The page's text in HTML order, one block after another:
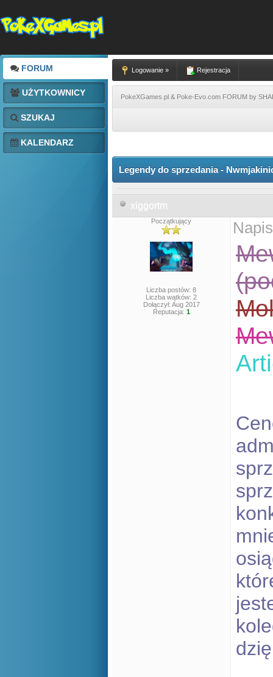
FORUM
UŻYTKOWNICY
SZUKAJ
KALENDARZ
Logowanie » Rejestracja
PokeXGames.pl & Poke-Evo.com FORUM by
Legendy do sprzedania -
xiggortm
Początkujący
Liczba postów: 8
Liczba wątków: 2
Dołączył: Aug 2017
Reputacja: 1